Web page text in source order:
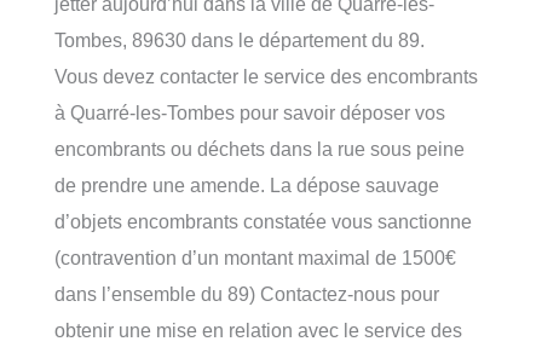
Tombes, 89630 dans le département du 89.
Vous devez contacter le service des encombrants
à Quarré-les-Tombes pour savoir déposer vos
encombrants ou déchets dans la rue sous peine
de prendre une amende. La dépose sauvage
d’objets encombrants constatée vous sanctionne
(contravention d’un montant maximal de 1500€
dans l’ensemble du 89) Contactez-nous pour
obtenir une mise en relation avec le service des